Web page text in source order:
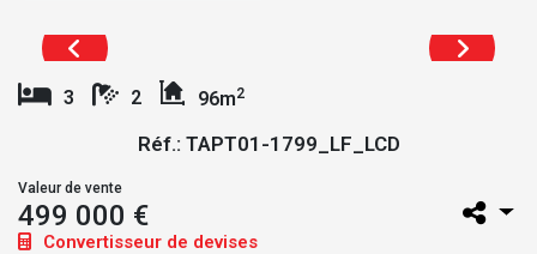
3 2 96m2
Réf.: TAPT01-1799_LF_LCD
Valeur de vente
499 000 €
Convertisseur de devises